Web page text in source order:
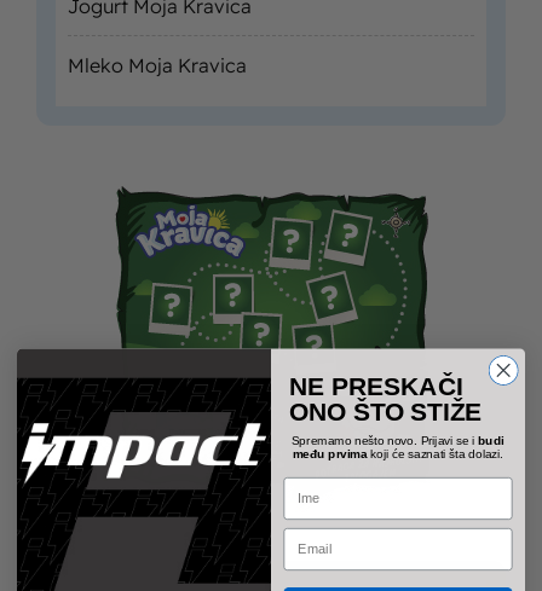
Jogurt Moja Kravica
Mleko Moja Kravica
NE PRESKAČI
ONO ŠTO STIŽE
Spremamo nešto novo. Prijavi se ibudi
među prvima koji će saznati šta dolazi.
Name
Email